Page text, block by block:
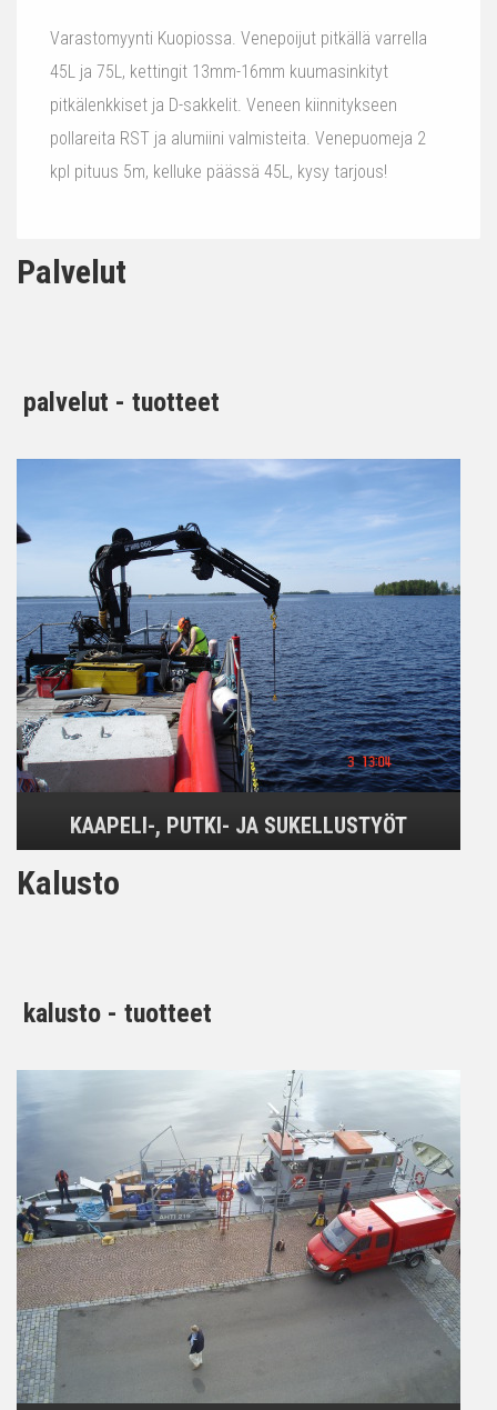
Varastomyynti Kuopiossa. Venepoijut pitkällä varrella
45L ja 75L, kettingit 13mm-16mm kuumasinkityt
pitkälenkkiset ja D-sakkelit. Veneen kiinnitykseen
pollareita RST ja alumiini valmisteita. Venepuomeja 2
kpl pituus 5m, kelluke päässä 45L, kysy tarjous!
Palvelut
palvelut - tuotteet
KAAPELI-, PUTKI- JA SUKELLUSTYÖT
Kalusto
kalusto - tuotteet